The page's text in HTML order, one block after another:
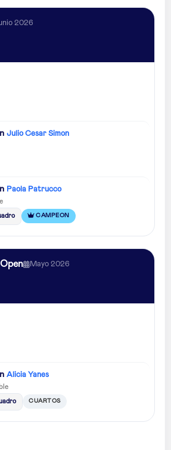
2026
Julio Cesar Simon
Paola Patrucco
CAMPEON
Mayo 2026
Alicia Yanes
CUARTOS